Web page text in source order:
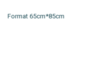
Format 65cm*85cm